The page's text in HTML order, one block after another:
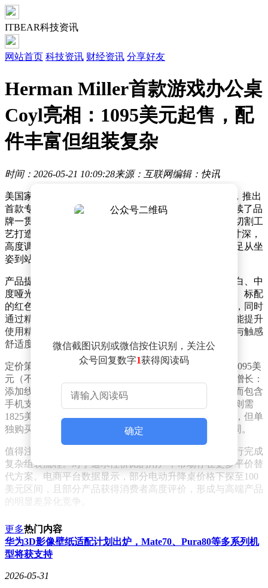
ITBEAR科技资讯
网站首页 科技资讯 财经资讯 分享好友
Herman Miller首款游戏办公桌
Coyl亮相：1095美元起售，配
件丰富但组装复杂
时间：2026-05-21 10:09:28来源：互联网编辑：快讯
美国家具品牌Herman Miller近日正式进军电竞家具领域，推出
首款专为游戏玩家设计的电动升降桌Coyl。这款产品延续了品
牌一贯的工业设计美学，采用粉末涂层钢制框架与激光切割工
艺打造的线材管理系统，桌面尺寸为60英寸宽、28.5英寸深，
高度调节范围达22.5至48.5英寸，最大承重200磅，可满足从坐
姿到站姿的多场景使用需求。
产品提供四种桌面配色方案，包括水曲柳原色、工作室白、中
度哑光胡桃木和超黑色，桌腿则可选配白色或黑色版本。标配
的红色螺旋电源线与全长线缆托盘构成独特的视觉元素，同时
通过精密旋转表盘实现升降操作，表盘配备触觉反馈功能提升
使用精准度。层压桌面材质经过特殊处理，兼顾耐用性与触感
舒适度。
定价策略延续了Herman Miller的高端定位，基础款售价1095美
元（不含运费）。通过选配附加组件，价格呈现阶梯式增长：
添加线缆槽后升至1475美元，加装外罩后达1635美元，而包含
手机支架、手柄挂架、显示器置物架等配件的完整套装则需
1825美元。品牌目前推出满2000美元免运费的限时活动，但单
独购买时运费仍需164.25美元，且预计交付周期长达五周。
值得注意的是，该产品采用分箱配送模式，消费者需自行完成
复杂组装流程。对于追求性价比的用户，市场存在更多平价替
代方案。电商平台数据显示，部分电动升降桌价格下探至100
美元区间，且部分产品获得消费者高度评价，形成与高端产品
的明显差异化竞争。
微信截图识别或微信按住识别，关注公
众号回复数字1获得阅读码
确定
更多热门内容
华为3D影像壁纸适配计划出炉，Mate70、Pura80等多系列机
型将获支持
2026-05-31